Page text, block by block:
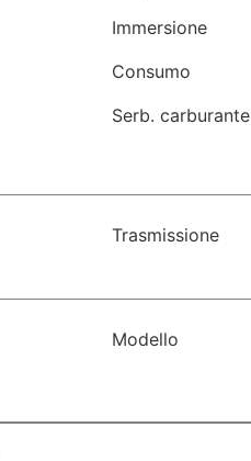
Immersione
Consumo
Serb. carburante
Trasmissione
Modello